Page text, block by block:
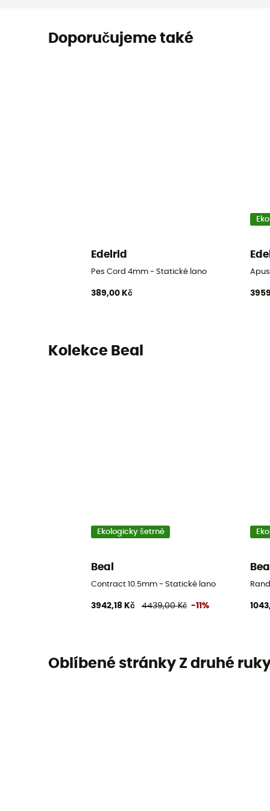
Doporučujeme také
Edelrid
Pes Cord 4mm - Statické lano
389,00 Kč
Kolekce Beal
Ekologicky šetrné
Beal
Contract 10.5mm - Statické lano
3942,18 Kč 4439,00 Kč -11%
Oblíbené stránky Z druhé